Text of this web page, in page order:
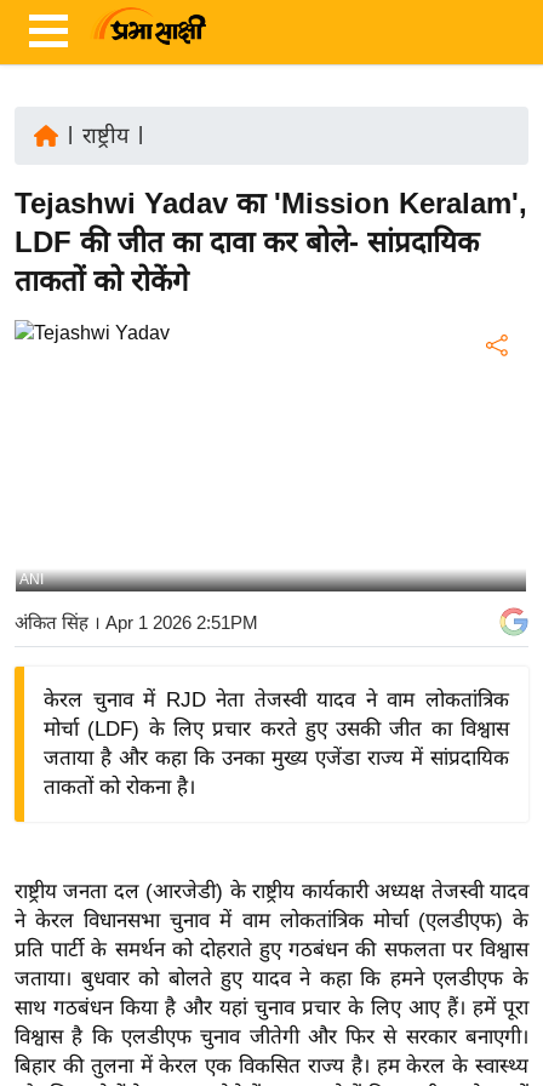
ज़ा
ख
र
रा
य
बि
ज़
द्यो
त
वि
शे
ष
ज्ञ
रा
राष्ट्रीय|
Tejashwi Yadav का 'Mission Keralam',
LDF की जीत का दावा कर बोले- सांप्रदायिक
ताकतों को रोकेंगे
ANI
अंकित सिंह। Apr 1 2026 2:51PM
केरल चुनाव में RJD नेता तेजस्वी यादव ने वाम लोकतांत्रिक
मोर्चा (LDF) के लिए प्रचार करते हुए उसकी जीत का विश्वास
जताया है और कहा कि उनका मुख्य एजेंडा राज्य में सांप्रदायिक
ताकतों को रोकना है।
राष्ट्रीय जनता दल (आरजेडी) के राष्ट्रीय कार्यकारी अध्यक्ष तेजस्वी यादव
ने केरल विधानसभा चुनाव में वाम लोकतांत्रिक मोर्चा (एलडीएफ) के
प्रति पार्टी के समर्थन को दोहराते हुए गठबंधन की सफलता पर विश्वास
जताया। बुधवार को बोलते हुए यादव ने कहा कि हमने एलडीएफ के
साथ गठबंधन किया है और यहां चुनाव प्रचार के लिए आए हैं। हमें पूरा
विश्वास है कि एलडीएफ चुनाव जीतेगी और फिर से सरकार बनाएगी।
बिहार की तुलना में केरल एक विकसित राज्य है। हम केरल के स्वास्थ्य